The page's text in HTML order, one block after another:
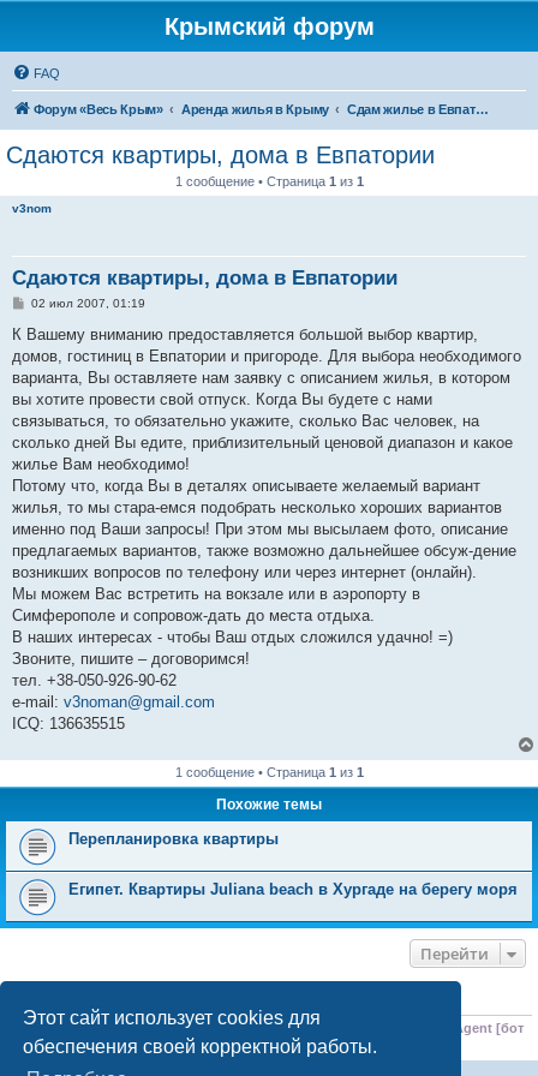
Этот сайт использует cookies для
обеспечения своей корректной работы.
Крымский форум
FAQ
Форум «Весь Крым» Аренда жилья в Крыму Сдам жилье в Евпатории, Саках
Сдаются квартиры, дома в Евпатории
1 сообщение • Страница 1 из 1
v3nom
Сдаются квартиры, дома в Евпатории
С
о
щ
е
н
и
е
02 июл 2007, 01:19
К Вашему вниманию предоставляется большой выбор квартир,
домов, гостиниц в Евпатории и пригороде. Для выбора необходимого
варианта, Вы оставляете нам заявку с описанием жилья, в котором
вы хотите провести свой отпуск. Когда Вы будете с нами
связываться, то обязательно укажите, сколько Вас человек, на
сколько дней Вы едите, приблизительный ценовой диапазон и какое
жилье Вам необходимо!
Потому что, когда Вы в деталях описываете желаемый вариант
жилья, то мы стара-емся подобрать несколько хороших вариантов
именно под Ваши запросы! При этом мы высылаем фото, описание
предлагаемых вариантов, также возможно дальнейшее обсуж-дение
возникших вопросов по телефону или через интернет (онлайн).
Мы можем Вас встретить на вокзале или в аэропорту в
Симферополе и сопровож-дать до места отдыха.
В наших интересах - чтобы Ваш отдых сложился удачно! =)
Звоните, пишите – договоримся!
тел. +38-050-926-90-62
e-mail: v3noman@gmail.com
ICQ: 136635515
1 сообщение • Страница 1 из 1
Похожие темы
Перепланировка квартиры
Египет. Квартиры Juliana beach в Хургаде на берегу моря
Перейти
Сейчас этот форум просматривают:ClaudeBot [ИИ бот]
Meta-ExternalAgent [бот
ИИ]и 3 гостя